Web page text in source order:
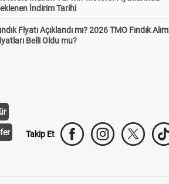
İndirim Tarihi
Fiyatı Açıklandı mı? 2026 TMO Fındık Alım
Belli Oldu mu?
Takip Et